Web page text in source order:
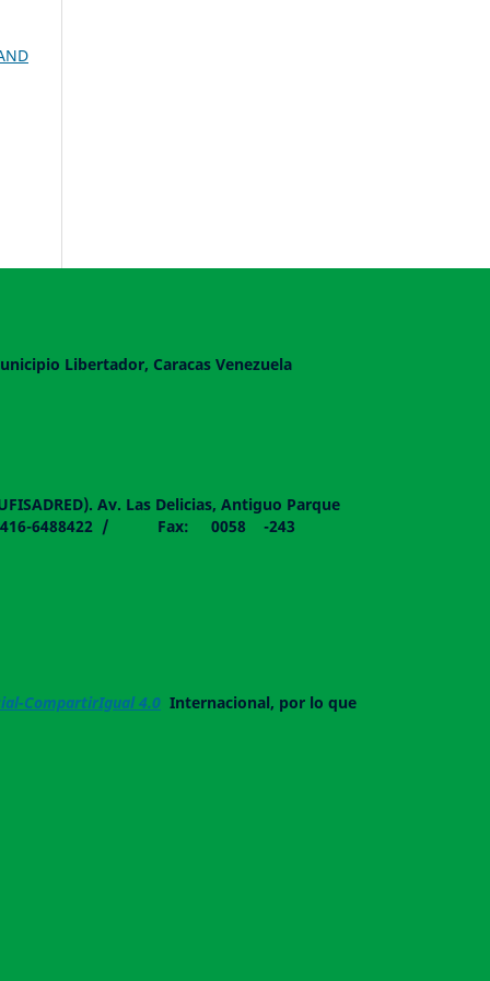
Libertador, Caracas Venezuela
Av. Las Delicias, Antiguo Parque
- 0416-6488422 / Fax: 0058 -243
CompartirIgual 4.0 Internacional, por lo que